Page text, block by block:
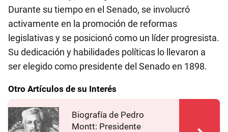
Durante su tiempo en el Senado, se involucró
activamente en la promoción de reformas
legislativas y se posicionó como un líder progresista.
Su dedicación y habilidades políticas lo llevaron a
ser elegido como presidente del Senado en 1898.
Otro Artículos de su Interés
Biografía de Pedro
Montt: Presidente